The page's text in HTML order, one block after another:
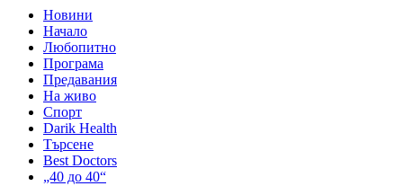
Новини
Начало
Любопитно
Програма
Предавания
На живо
Спорт
Darik Health
Търсене
Best Doctors
„40 до 40“